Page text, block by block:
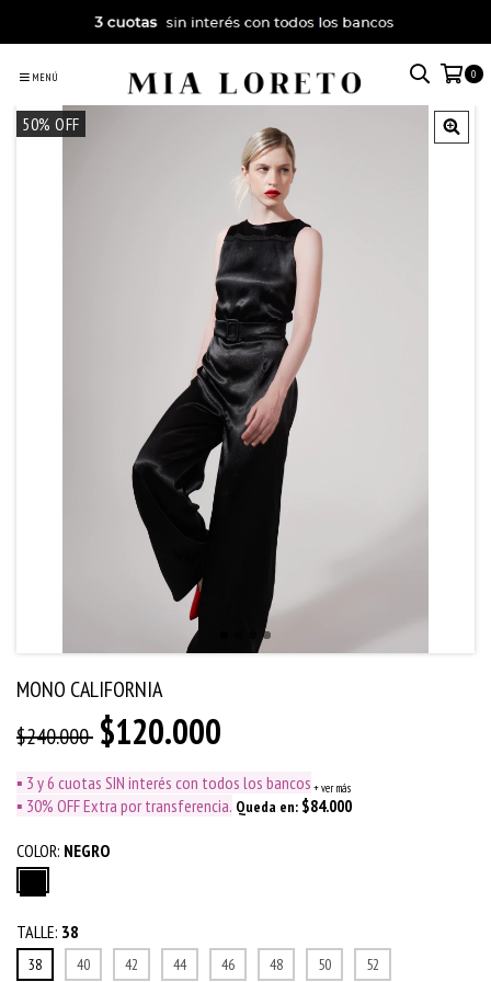
MENÚ 0
50% OFF
MONO CALIFORNIA
$240.000 $120.000
▪️ 3 y 6 cuotas SIN interés con todos los bancos + ver más
▪️ 30% OFF Extra por transferencia. Queda en: $84.000
COLOR: NEGRO
TALLE: 38
38 40 42 44 46 48 50 52